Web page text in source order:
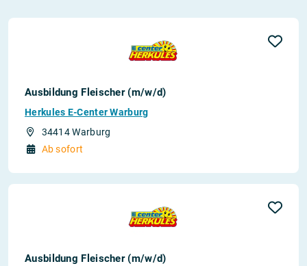
Ausbildung Fleischer (m/w/d)
Herkules E-Center Warburg
34414 Warburg
Ab sofort
Ausbildung Fleischer (m/w/d)